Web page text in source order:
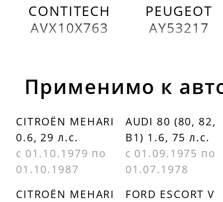
CONTITECH
AVX10X763
PEUGEOT
AY53217
Применимо к
CITROËN MEHARI
0.6, 29 л.с.
с 01.10.1979 по
01.10.1987
CITROËN MEHARI
AUDI 80 (80, 82,
B1) 1.6, 75 л.с.
с 01.09.1975 по
01.07.1978
FORD ESCORT V